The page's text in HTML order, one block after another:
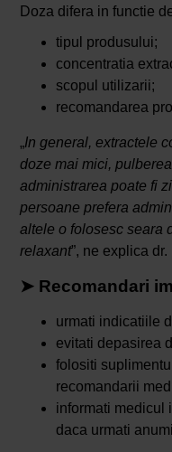
Doza difera in functie
tipul produsului;
concentratia
scopul utilizarii;
recomandarea
„In general, extractele
doze mai mici,
administrarea poate fi
persoane prefera
altele o folosesc seara
relaxant”, ne explica
➤ Recomandari
urmati indicatiile
evitati depasirea
folositi
recomandarii
informati medicul
daca urmati